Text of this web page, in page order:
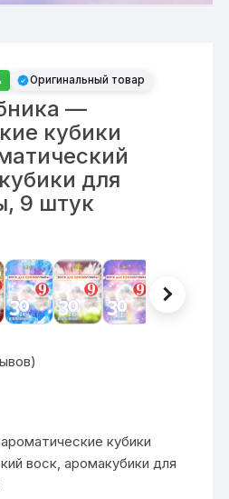
Оригинальный товар
—
кубики
для
9 штук
кубики
воск, аромакубики для